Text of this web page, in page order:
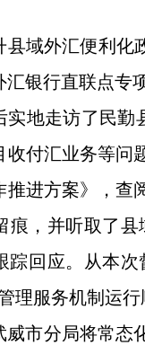
县域外汇便利化
银行直联点专
实地走访了民勤
收付汇业务等问
推进方案》，查
痕，并听取了
踪回应。从本
理服务机制运
威市分局将常态